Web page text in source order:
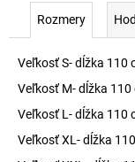
Rozmery
Veľkosť S- dĺžka 110
Veľkosť M- dĺžka 110
Veľkosť L- dĺžka 110
Veľkosť XL- dĺžka